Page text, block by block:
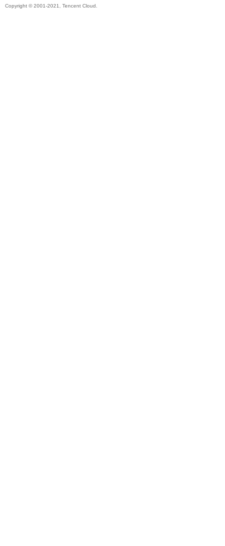
Copyright © 2001-2021, Tencent Cloud.